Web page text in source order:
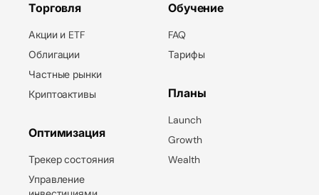
Торговля
Акции и ETF
Облигации
Частные рынки
Криптоактивы
Оптимизация
Трекер состояния
Управление
Обучение
FAQ
Тарифы
Планы
Launch
Growth
Wealth